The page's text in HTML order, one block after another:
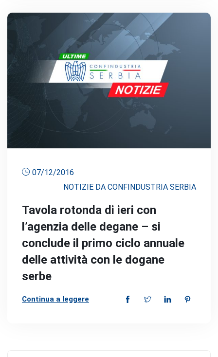
07/12/2016
NOTIZIE DA CONFINDUSTRIA SERBIA
Tavola rotonda di ieri con
l’agenzia delle degane – si
conclude il primo ciclo annuale
delle attività con le dogane
serbe
Continua a leggere